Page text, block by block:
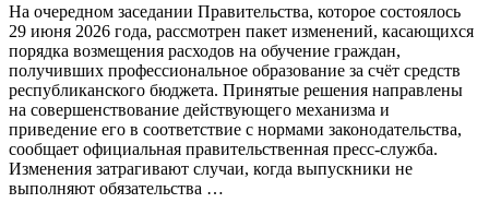
На очередном заседании Правительства, которое состоялось
29 июня 2026 года, рассмотрен пакет изменений, касающихся
порядка возмещения расходов на обучение граждан,
получивших профессиональное образование за счёт средств
республиканского бюджета. Принятые решения направлены
на совершенствование действующего механизма и
приведение его в соответствие с нормами законодательства,
сообщает официальная правительственная пресс-служба.
Изменения затрагивают случаи, когда выпускники не
выполняют обязательства …